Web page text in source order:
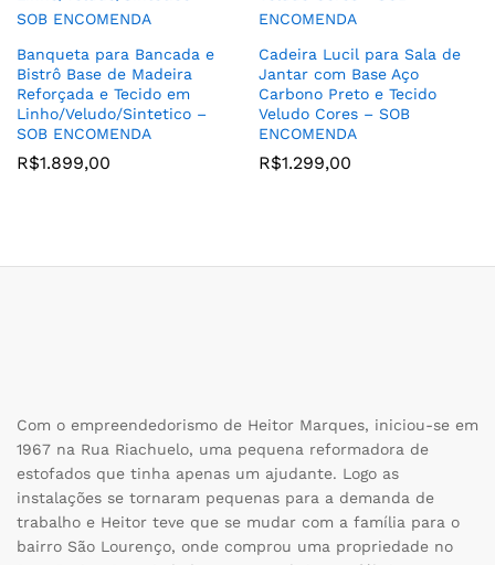
Banqueta para Bancada e
Bistrô Base de Madeira
Reforçada e Tecido em
Linho/Veludo/Sintetico –
SOB ENCOMENDA
R$1.899,00
Cadeira Lucil para Sala de
Jantar com Base Aço
Carbono Preto e Tecido
Veludo Cores – SOB
ENCOMENDA
R$1.299,00
Com o empreendedorismo de Heitor Marques, iniciou-se em
1967 na Rua Riachuelo, uma pequena reformadora de
estofados que tinha apenas um ajudante. Logo as
instalações se tornaram pequenas para a demanda de
trabalho e Heitor teve que se mudar com a família para o
bairro São Lourenço, onde comprou uma propriedade no